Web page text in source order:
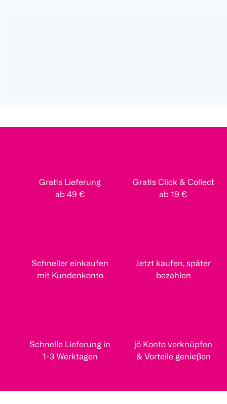
Gratis Lieferung
ab 49 €
Gratis Click & Collect
ab 19 €
Schneller einkaufen
mit Kundenkonto
Jetzt kaufen, später
bezahlen
Schnelle Lieferung in
1-3 Werktagen
jö Konto verknüpfen
& Vorteile genießen